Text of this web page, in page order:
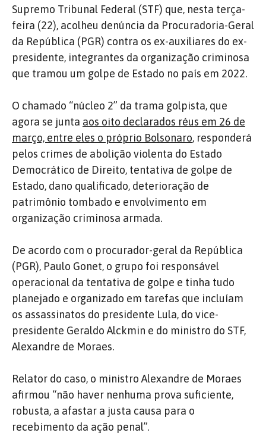
Supremo Tribunal Federal (STF) que, nesta terça-
feira (22), acolheu denúncia da Procuradoria-Geral
da República (PGR) contra os ex-auxiliares do ex-
presidente, integrantes da organização criminosa
que tramou um golpe de Estado no país em 2022.
O chamado “núcleo 2” da trama golpista, que
agora se junta aos oito declarados réus em 26 de
março, entre eles o próprio Bolsonaro, responderá
pelos crimes de abolição violenta do Estado
Democrático de Direito, tentativa de golpe de
Estado, dano qualificado, deterioração de
patrimônio tombado e envolvimento em
organização criminosa armada.
De acordo com o procurador-geral da República
(PGR), Paulo Gonet, o grupo foi responsável
operacional da tentativa de golpe e tinha tudo
planejado e organizado em tarefas que incluíam
os assassinatos do presidente Lula, do vice-
presidente Geraldo Alckmin e do ministro do STF,
Alexandre de Moraes.
Relator do caso, o ministro Alexandre de Moraes
afirmou “não haver nenhuma prova suficiente,
robusta, a afastar a justa causa para o
recebimento da ação penal”.